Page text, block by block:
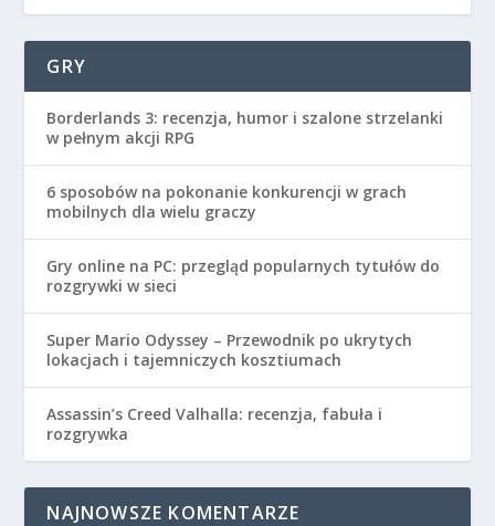
GRY
Borderlands 3: recenzja, humor i szalone strzelanki
w pełnym akcji RPG
6 sposobów na pokonanie konkurencji w grach
mobilnych dla wielu graczy
Gry online na PC: przegląd popularnych tytułów do
rozgrywki w sieci
Super Mario Odyssey – Przewodnik po ukrytych
lokacjach i tajemniczych kosztiumach
Assassin’s Creed Valhalla: recenzja, fabuła i
rozgrywka
NAJNOWSZE KOMENTARZE